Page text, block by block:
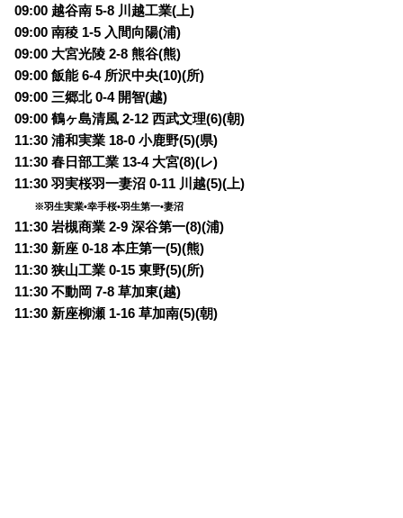
09:00 越谷南 5-8 川越工業(上)
09:00 南稜 1-5 入間向陽(浦)
09:00 大宮光陵 2-8 熊谷(熊)
09:00 飯能 6-4 所沢中央(10)(所)
09:00 三郷北 0-4 開智(越)
09:00 鶴ヶ島清風 2-12 西武文理(6)(朝)
11:30 浦和実業 18-0 小鹿野(5)(県)
11:30 春日部工業 13-4 大宮(8)(レ)
11:30 羽実桜羽一妻沼 0-11 川越(5)(上)
※羽生実業•幸手桜•羽生第一•妻沼
11:30 岩槻商業 2-9 深谷第一(8)(浦)
11:30 新座 0-18 本庄第一(5)(熊)
11:30 狭山工業 0-15 東野(5)(所)
11:30 不動岡 7-8 草加東(越)
11:30 新座柳瀬 1-16 草加南(5)(朝)